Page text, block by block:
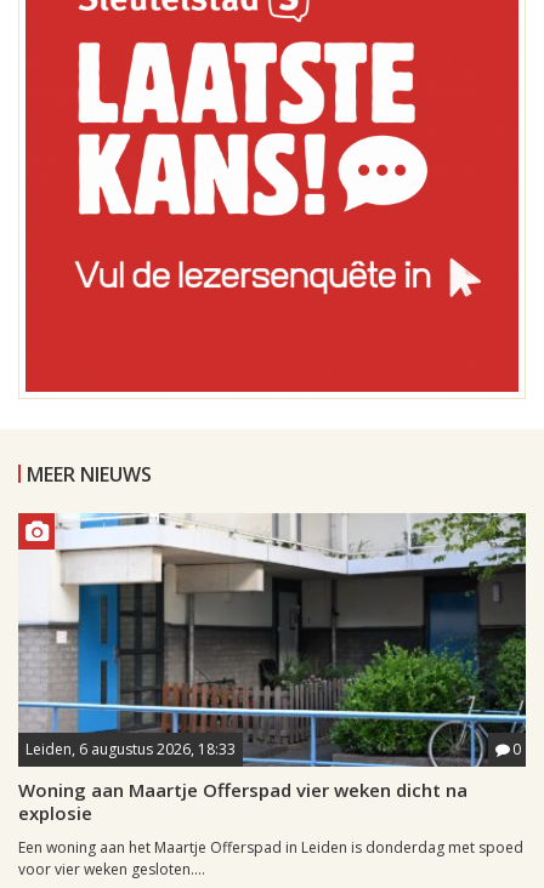
MEER NIEUWS
Leiden, 6 augustus 2026, 18:33 0
Woning aan Maartje Offerspad vier weken dicht na
explosie
Een woning aan het Maartje Offerspad in Leiden is donderdag met spoed
voor vier weken gesloten....